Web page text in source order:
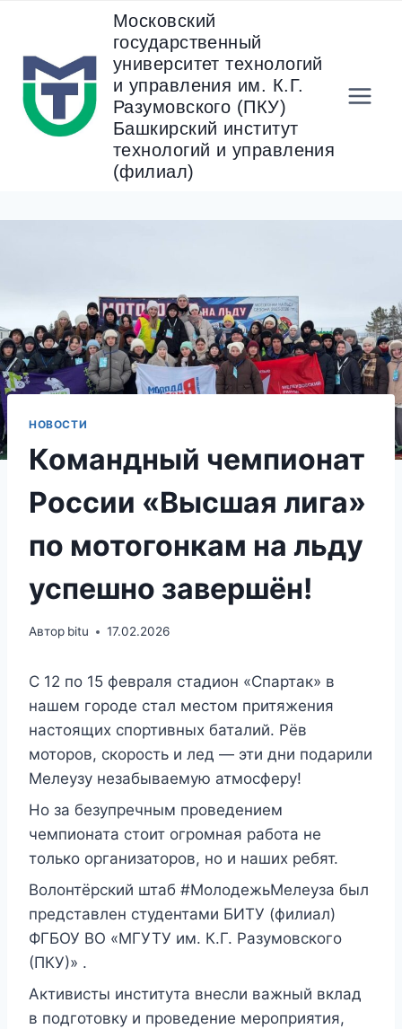
содержанию
Московский
государственный
университет технологий
и управления им. К.Г.
Разумовского (ПКУ)
Башкирский институт
технологий и управления
(филиал)
НОВОСТИ
Командный чемпионат
России «Высшая лига»
по мотогонкам на льду
успешно завершён!
Автор bitu 17.02.2026
С 12 по 15 февраля стадион «Спартак» в
нашем городе стал местом притяжения
настоящих спортивных баталий. Рёв
моторов, скорость и лед — эти дни подарили
Мелеузу незабываемую атмосферу!
Но за безупречным проведением
чемпионата стоит огромная работа не
только организаторов, но и наших ребят.
Волонтёрский штаб #МолодежьМелеуза был
представлен студентами БИТУ (филиал)
ФГБОУ ВО «МГУТУ им. К.Г. Разумовского
(ПКУ)» .
Активисты института внесли важный вклад
в подготовку и проведение мероприятия,